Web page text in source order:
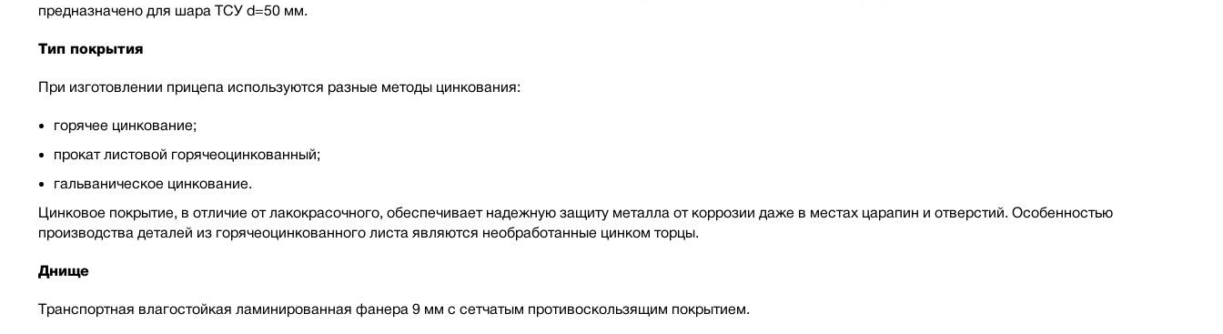
предназначено для шара ТСУ d=50 мм.
Тип покрытия
При изготовлении прицепа используются разные методы цинкования:
горячее цинкование;
прокат листовой горячеоцинкованный;
гальваническое цинкование.
Цинковое покрытие, в отличие от лакокрасочного, обеспечивает надежную защиту металла от коррозии даже в местах царапин и отверстий. Особенностью
производства деталей из горячеоцинкованного листа являются необработанные цинком торцы.
Днище
Транспортная влагостойкая ламинированная фанера 9 мм с сетчатым противоскользящим покрытием.